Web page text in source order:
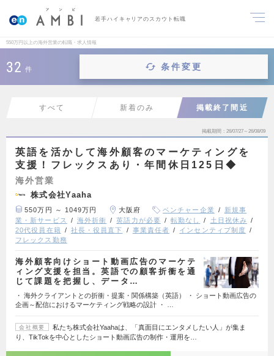
若手ハイキャリアのスカウト転職
550万円以上の海外営業の転職・求人情報
32 件 条件変更
すべて 新着のみ 掲載終了間近
掲載期間 26/07/27～26/08/09
英語を活かして海外顧客のマーケティングを
支援！フレックスあり・年間休日125日◆
海外営業
株式会社Yaaha
550万円 ～ 1049万円 大阪府 ベンチャー企業
新規事
業・新サービス
海外折衝 英語力が必要 転勤なし
土日祝休み
20代役員在籍
社長・役員直下 事業責任者
インセンティブ制度
フレックス勤務
海外顧客向けショート動画広告のマーケテ
ィング支援を担当。英語での顧客折衝を通
じて課題を把握し、データ…
・ 海外クライアントとの折衝・提案・関係構築（英語） ・ ショート動画広告の
企画～配信におけるマーケティング戦略の設計 ・ …
会社概要
私たち株式会社Yaahaは、「真面目にエンタメしたい人」が集ま
り、TikTokを中心としたショート動画広告の制作・運用を…